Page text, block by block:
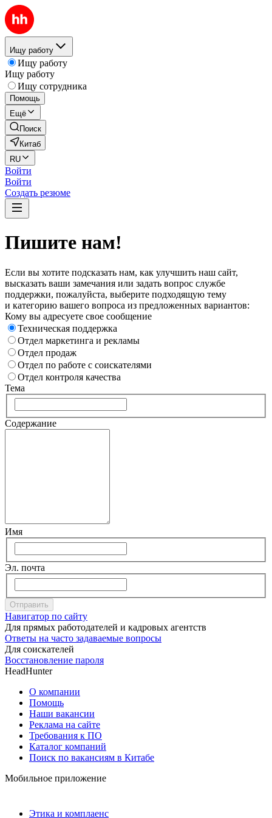
Ищу работу
Ищу работу
Ищу работу
Ищу сотрудника
Помощь
Ещё
Поиск
Китаб
RU
Войти
Войти
Создать резюме
Пишите нам!
Если вы хотите подсказать нам, как улучшить наш сайт,
высказать ваши замечания или задать вопрос службе
поддержки, пожалуйста, выберите подходящую тему
и категорию вашего вопроса из предложенных вариантов:
Кому вы адресуете свое сообщение
Техническая поддержка
Отдел маркетинга и рекламы
Отдел продаж
Отдел по работе с соискателями
Отдел контроля качества
Тема
Содержание
Имя
Эл. почта
Отправить
Навигатор по сайту
Для прямых работодателей и кадровых агентств
Ответы на часто задаваемые вопросы
Для соискателей
Восстановление пароля
HeadHunter
О компании
Помощь
Наши вакансии
Реклама на сайте
Требования к ПО
Каталог компаний
Поиск по вакансиям в Китабе
Мобильное приложение
Этика и комплаенс